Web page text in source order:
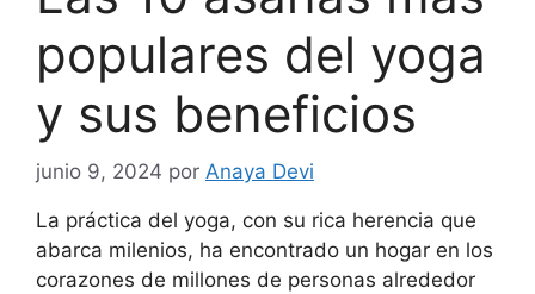
populares del yoga
y sus beneficios
junio 9, 2024 por Anaya Devi
La práctica del yoga, con su rica herencia que
abarca milenios, ha encontrado un hogar en los
corazones de millones de personas alrededor